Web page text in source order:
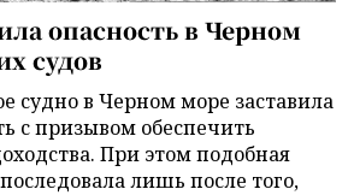
опасность в Черном
судов
судно в Черном море заставила
с призывом обеспечить
При этом подобная
лишь после того,